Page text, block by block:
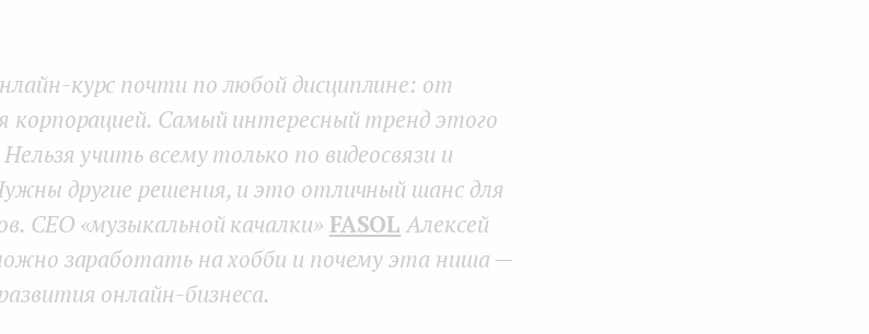
k
курс почти по любой дисциплине: от
корпорацией. Самый интересный тренд этого
учить всему только по видеосвязи и
другие решения, и это отличный шанс для
CEO «музыкальной качалки» FASOLАлексей
заработать на хобби и почему эта ниша —
онлайн-бизнеса.